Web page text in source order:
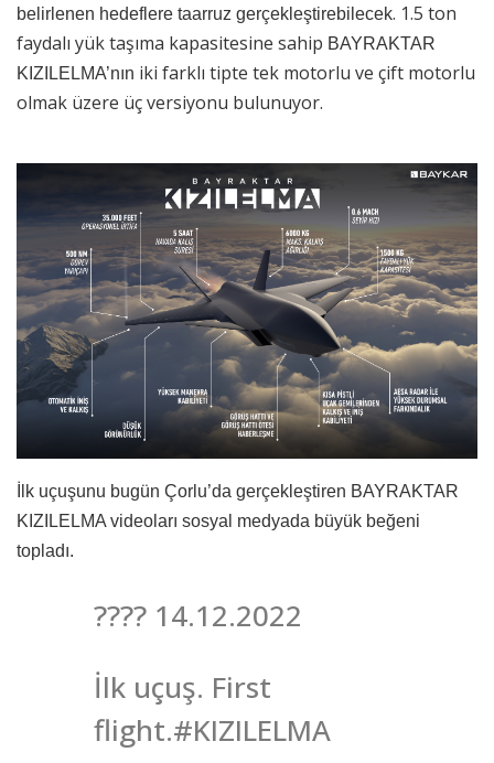
belirlenen hedeflere taarruz gerçekleştirebilecek. 1.5 ton
faydalı yük taşıma kapasitesine sahip BAYRAKTAR
KIZILELMA’nın iki farklı tipte tek motorlu ve çift motorlu
olmak üzere üç versiyonu bulunuyor.
İlk uçuşunu bugün Çorlu’da gerçekleştiren BAYRAKTAR
KIZILELMA videoları sosyal medyada büyük beğeni
topladı.
????️ 14.12.2022
İlk uçuş. First
flight.#KIZILELMA